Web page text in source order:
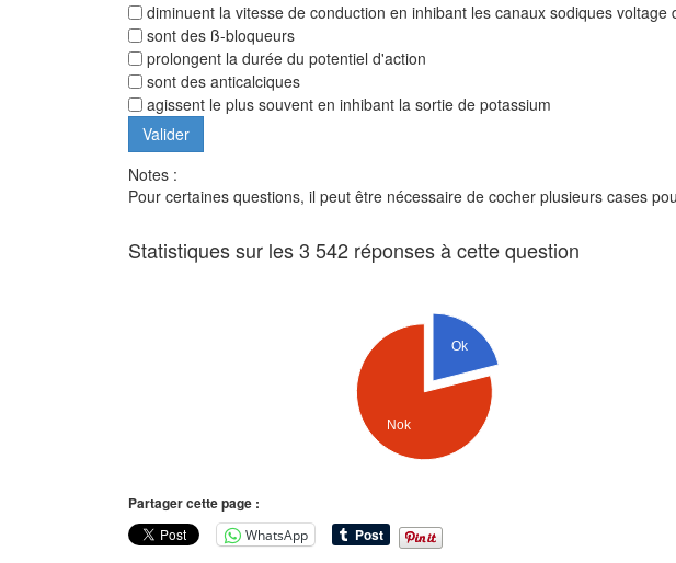
diminuent la vitesse de conduction en inhibant les canaux sodiques voltage
sont des ß-bloqueurs
prolongent la durée du potentiel d'action
sont des anticalciques
agissent le plus souvent en inhibant la sortie de potassium
Notes :
Pour certaines questions, il peut être nécessaire de cocher plusieurs cases
Statistiques sur les 3 542 réponses à cette question
Ok
Nok
Partager cette page :
WhatsApp